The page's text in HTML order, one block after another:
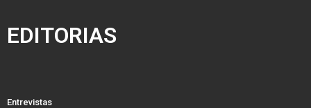
EDITORIAS
Entrevistas